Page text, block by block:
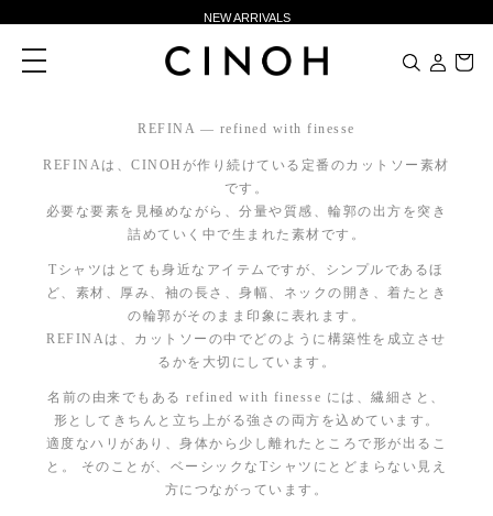
NEW ARRIVALS
新規会員登録500ポイントプレゼント
夏季休業に伴う一部業務休業のお知らせ
NEW ARRIVALS
新規会員登録500ポイントプレゼント
ニュースレター登録で¥1,000クーポン進呈
toggle
navigation
REFINA — refined with finesse
REFINAは、CINOHが作り続けている定番のカットソー素材
です。
必要な要素を見極めながら、分量や質感、輪郭の出方を突き
詰めていく中で生まれた素材です。
Tシャツはとても身近なアイテムですが、シンプルであるほ
ど、素材、厚み、袖の長さ、身幅、ネックの開き、着たとき
の輪郭がそのまま印象に表れます。
REFINAは、カットソーの中でどのように構築性を成立させ
るかを大切にしています。
名前の由来でもある refined with finesse には、繊細さと、
形としてきちんと立ち上がる強さの両方を込めています。
適度なハリがあり、身体から少し離れたところで形が出るこ
と。 そのことが、ベーシックなTシャツにとどまらない見え
方につながっています。